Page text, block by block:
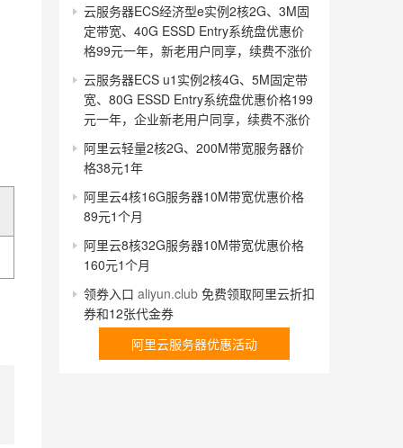
云服务器ECS经济型e实例2核2G、3M固
定带宽、40G ESSD Entry系统盘优惠价
格99元一年，新老用户同享，续费不涨价
云服务器ECS u1实例2核4G、5M固定带
宽、80G ESSD Entry系统盘优惠价格199
元一年，企业新老用户同享，续费不涨价
阿里云轻量2核2G、200M带宽服务器价
格38元1年
阿里云4核16G服务器10M带宽优惠价格
89元1个月
阿里云8核32G服务器10M带宽优惠价格
160元1个月
领券入口 aliyun.club 免费领取阿里云折扣
券和12张代金券
阿里云服务器优惠活动